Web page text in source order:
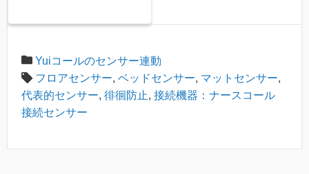
Yuiコールのセンサー連動
フロアセンサー, ベッドセンサー, マットセンサー,
代表的センサー, 徘徊防止, 接続機器：ナースコール
接続センサー